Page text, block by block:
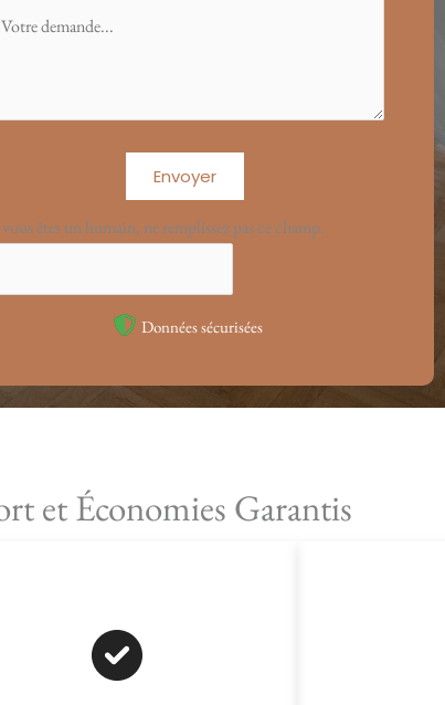
Envoyer
vous êtes un humain, ne remplissez pas ce champ.
Données sécurisées
et Économies Garantis